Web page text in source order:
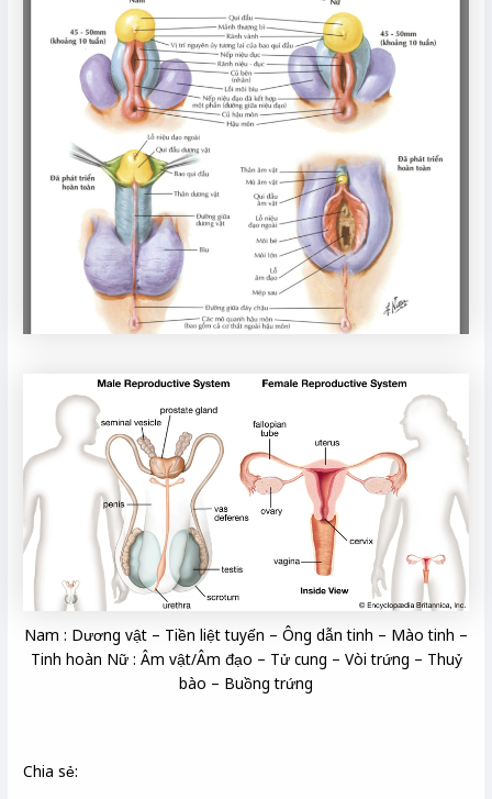
Nam : Dương vật – Tiền liệt tuyến – Ông dẫn tinh – Mào tinh –
Tinh hoàn Nữ : Âm vật/Âm đạo – Tử cung – Vòi trứng – Thuỷ
bào – Buồng trứng
Chia sẻ: